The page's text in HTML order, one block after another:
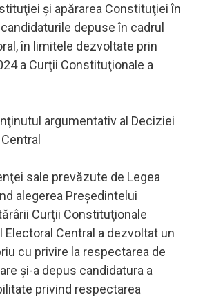
şi apărarea Constituţiei în
depuse în cadrul
în limitele dezvoltate prin
a Curţii Constituţionale a
argumentativ al Deciziei
sale prevăzute de Legea
alegerea Preşedintelui
Curţii Constituţionale
Electoral Central a dezvoltat un
cu privire la respectarea de
şi-a depus candidatura a
privind respectarea